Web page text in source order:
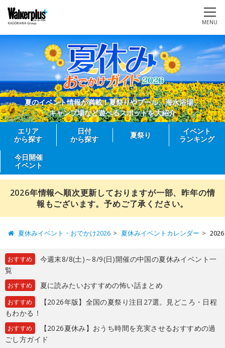
MENU
夏のイベント情報が満載！夏祭りやプール、海水浴場、
キャンプ場など遊べるスポットを大紹介
エリア
から探す
日付
から探す
夏祭り
イベント
ランキング
今日開催
イベント
2026年情報へ順次更新しておりますが一部、昨年の情
報もございます。予めご了承ください。
夏休みイベント・おでかけ2026 夏休みイベントカレンダー
おすすめ
今週末8/8(土)～8/9(日)開催の中国の夏休みイベント一
覧
おすすめ 夏に読みたいおすすめの怖い話まとめ
おすすめ
【2026年版】全国の夏祭り注目27選。見どころ・日程
もわかる！
おすすめ
【2026夏休み】おうち時間を充実させるおすすめの過
ごし方ガイド